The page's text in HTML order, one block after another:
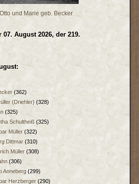
und Marie geb. Becker
07. August 2026, der 219.
(362)
(Driehler) (328)
(325)
Schultheiß (325)
Müller (322)
Dittmar (310)
Müller (308)
(306)
Anneberg (299)
Herzberger (290)